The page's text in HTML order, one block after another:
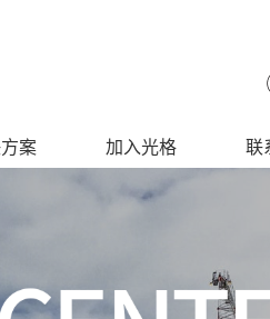
案 加入光格 联